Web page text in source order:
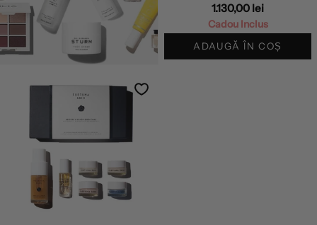
1.130,00 lei
Cadou Inclus
ADAUGĂ ÎN COȘ